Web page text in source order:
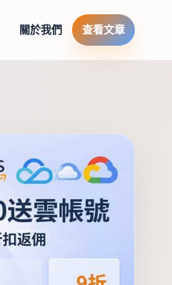
關於我們 查看文章